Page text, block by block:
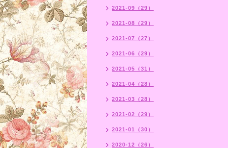
2021-09（29）
2021-08（29）
2021-07（27）
2021-06（29）
2021-05（31）
2021-04（28）
2021-03（28）
2021-02（29）
2021-01（30）
2020-12（26）